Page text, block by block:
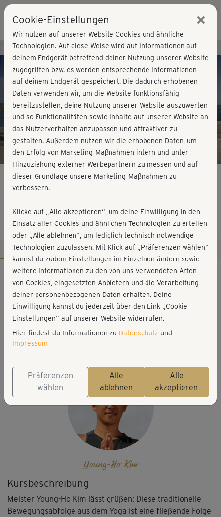
Play
Video
Kursvorschau - Jetzt mitmachen!
Bodyshaping Intensive Yoga - ein
Sonnengruß
Kursbeschreibung
Meister Young-Ho Kim lässt grüßen: Diese traditionelle
Bewegungsabfolge aus dem Yoga ist eine fließende Folge
Workout-Facts
mittelschwer
11 Min
96 kcal
Young-Ho Kim
Matte
Young-Ho Kim
Cookie-Einstellungen ×
Wir nutzen auf unserer Website Cookies und ähnliche
Technologien. Auf diese Weise wird auf Informationen auf
deinem Endgerät betreffend deiner Nutzung unserer Website
zugegriffen bzw. es werden entsprechende Informationen
auf deinem Endgerät gespeichert. Die dadurch erhobenen
Daten verwenden wir, um die Website funktionsfähig
bereitzustellen, deine Nutzung unserer Website auszuwerten
und so Funktionalitäten sowie Inhalte auf unserer Website an
das Nutzerverhalten anzupassen und attraktiver zu
gestalten. Außerdem nutzen wir die erhobenen Daten, um
den Erfolg von Marketing-Maßnahmen intern und unter
Hinzuziehung externer Werbepartnern zu messen und auf
dieser Grundlage unsere Marketing-Maßnahmen zu
verbessern.
Klicke auf „Alle akzeptieren“, um deine Einwilligung in den
Einsatz aller Cookies und ähnlichen Technologien zu erteilen
oder „Alle ablehnen“, um lediglich technisch notwendige
Technologien zuzulassen. Mit Klick auf „Präferenzen wählen“
kannst du zudem Einstellungen im Einzelnen ändern sowie
weitere Informationen zu den von uns verwendeten Arten
von Cookies, eingesetzten Anbietern und die Verarbeitung
deiner personenbezogenen Daten erhalten. Deine
Einwilligung kannst du jederzeit über den Link „Cookie-
Einstellungen“ auf unserer Website widerrufen.
Hier findest du Informationen zu Datenschutz und
Impressum
Präferenzen
wählen
Alle
ablehnen
Alle
akzeptieren